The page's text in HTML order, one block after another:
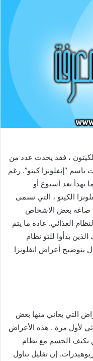
، فقد يحدث عدد من
باسم “إنفلونزا كيتو”. رغم
تهدأ بعد أسبوع أو
الكيتو ، التي تسمى
صاغه بعض الاشخاص
الغذائي. عادة ما يتم
بدأوا للتو نظام
بتوضيح أعراض انفلونزا
التي يعاني منها بعض
لأول مرة . هذه الأعراض
تكيف الجسم مع نظام
إن تقليل تناول